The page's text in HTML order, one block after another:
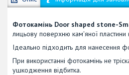
Фотокамінь Door shaped stone-
лицьову поверхню кам'яної пластини
Ідеально підходить для нанесення
При використанні фотокамінь не
ушкодження відбитка.